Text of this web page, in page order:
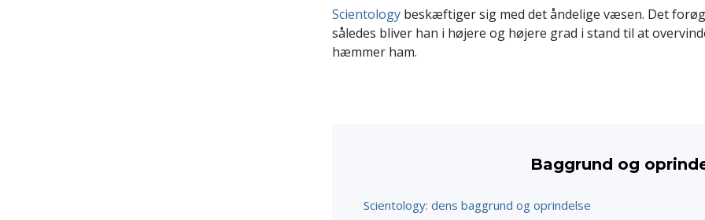
Scientology beskæftiger sig med det åndelige væsen. Det
således bliver han i højere og højere grad i stand til at
hæmmer ham.
Baggrund og
Scientology: dens baggrund og oprindelse